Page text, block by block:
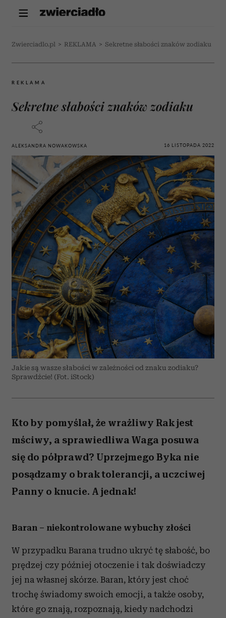
Zwierciadlo.pl > REKLAMA > Sekretne słabości znaków zodiaku
REKLAMA
Sekretne słabości znaków zodiaku
ALEKSANDRA NOWAKOWSKA 16 LISTOPADA 2022
Jakie są wasze słabości w zależności od znaku zodiaku?
Sprawdźcie! (Fot. iStock)
Kto by pomyślał, że wrażliwy Rak jest
mściwy, a sprawiedliwa Waga posuwa
się do półprawd? Uprzejmego Byka nie
posądzamy o brak tolerancji, a uczciwej
Panny o knucie. A jednak!
Baran – niekontrolowane wybuchy złości
W przypadku Barana trudno ukryć tę słabość, bo
prędzej czy później otoczenie i tak doświadczy
jej na własnej skórze. Baran, który jest choć
trochę świadomy swoich emocji, a także osoby,
które go znają, rozpoznają, kiedy nadchodzi